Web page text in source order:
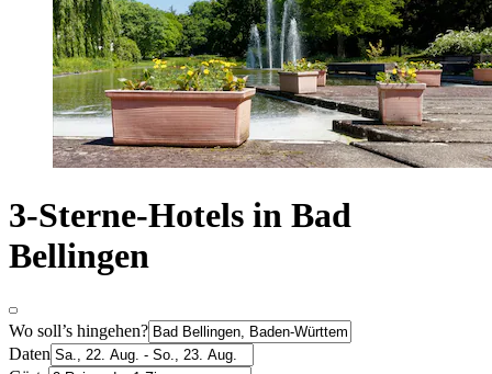
3-Sterne-Hotels in Bad
Bellingen
Wo soll’s hingehen?
Daten